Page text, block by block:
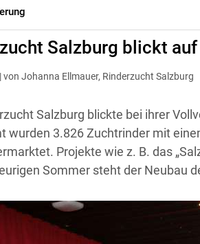
Salzburg
Salzburg blickt
von Johanna Ellmauer, Rinderzucht Salzburg
Salzburg blickte bei ihrer
wurden 3.826 Zuchtrinder mit
Projekte wie z. B. das
Sommer steht der Neubau